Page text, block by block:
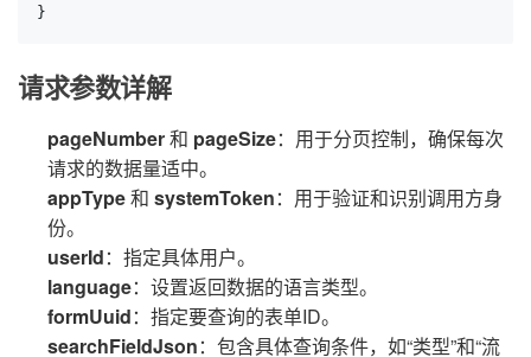
}
请求参数详解
pageNumber和 pageSize：用于分页控制，确保每次
请求的数据量适中。
appType和 systemToken：用于验证和识别调用方身
份。
userId：指定具体用户。
language：设置返回数据的语言类型。
formUuid：指定要查询的表单ID。
searchFieldJson：包含具体查询条件，如“类型”和“流